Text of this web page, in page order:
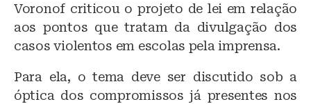
Voronof criticou o projeto de lei em relação
aos pontos que tratam da divulgação dos
casos violentos em escolas pela imprensa.
Para ela, o tema deve ser discutido sob a
óptica dos compromissos já presentes nos